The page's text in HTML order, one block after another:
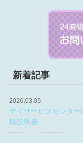
新着記事
2026.03.05
デイサービスセンタ
項説明書